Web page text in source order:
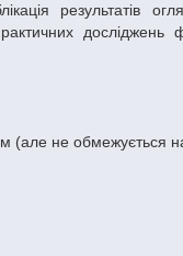
результатів
досліджень
(але не обмежується